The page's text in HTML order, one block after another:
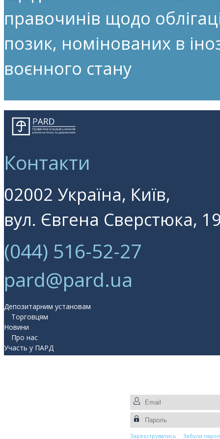
правочинів щодо
позик, номінованих в
воєнного стану
Контакти
02002 Україна, Київ,
вул. Євгена Сверстюка,
(044) 516-52-27
pard@pard.ua
Депозитарним установам
Торговцям
Новини
Про нас
Участь у ПАРД
Прес-центр
Зареєструватись Забули